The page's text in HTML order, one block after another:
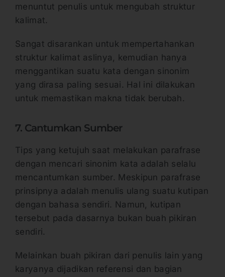
menuntut penulis untuk mengubah struktur
kalimat.
Sangat disarankan untuk mempertahankan
struktur kalimat aslinya, kemudian hanya
menggantikan suatu kata dengan sinonim
yang dirasa paling sesuai. Hal ini dilakukan
untuk memastikan makna tidak berubah.
7. Cantumkan Sumber
Tips yang ketujuh saat melakukan parafrase
dengan mencari sinonim kata adalah selalu
mencantumkan sumber. Meskipun parafrase
prinsipnya adalah menulis ulang suatu kutipan
dengan bahasa sendiri. Namun, kutipan
tersebut pada dasarnya bukan buah pikiran
sendiri.
Melainkan buah pikiran dari penulis lain yang
karyanya dijadikan referensi dan bagian